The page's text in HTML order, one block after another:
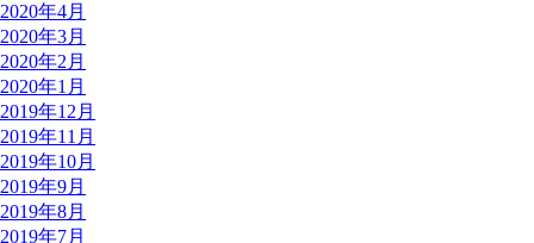
2020年4月
2020年3月
2020年2月
2020年1月
2019年12月
2019年11月
2019年10月
2019年9月
2019年8月
2019年7月